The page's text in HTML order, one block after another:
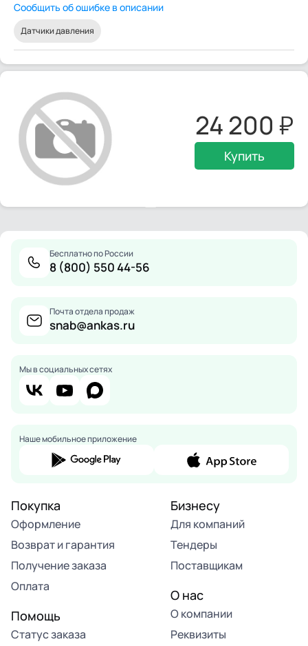
Сообщить об ошибке в описании
Датчики давления
24 200
Купить
Бесплатно по России
8 (800) 550 44-56
Почта отдела продаж
snab@ankas.ru
Мы в социальных сетях
Наше мобильное приложение
Покупка
Оформление
Возврат и гарантия
Получение заказа
Оплата
Помощь
Статус заказа
Бизнесу
Для компаний
Тендеры
Поставщикам
О нас
О компании
Реквизиты